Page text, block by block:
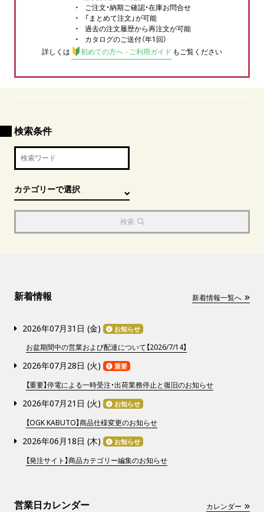
ご注文・納期ご確認・在庫お問合せ
「まとめて注文」が可能
過去の注文履歴から再注文が可能
カタログのご送付（年1回）
詳しくは
初めての方へ - ご利用ガイド もご覧ください
検索条件
検索
新着情報 新着情報一覧へ
2026年07月31日 (金) お知らせ
お盆期間中の営業および配達について【2026/7/14】
2026年07月28日 (火) 重要
【重要】停電による一時受注・出荷業務停止と復旧のお知らせ
2026年07月21日 (火) お知らせ
【OGK KABUTO】商品仕様変更のお知らせ
2026年06月18日 (木) お知らせ
【発注サイト】商品カテゴリー編集のお知らせ
営業日カレンダー カレンダー